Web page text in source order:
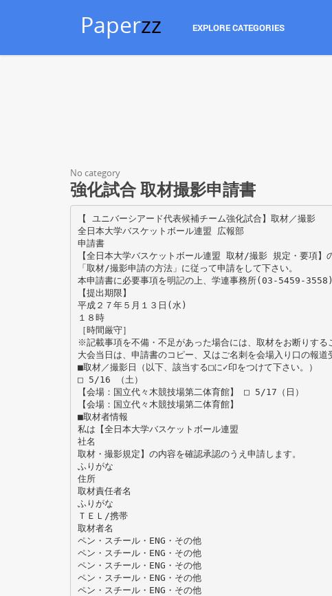
Paperzz EXPLORE CATEGORIES
No category
強化試合 取材撮影申請書
【 ユニバーシアード代表候補チーム強化試合】取材／撮影
全日本大学バスケットボール連盟 広報部
申請書
【全日本大学バスケットボール連盟 取材/撮影 規定・要項】
「取材/撮影申請の方法」に従って申請をして下さい。
本申請書に必要事項を明記の上、学連事務所(03-5459-
【提出期限】
平成２７年５月１３日(水)
１８時
［時間厳守］
※記載事項を不備・不足があった場合には、取材をお断りする
大会当日は、申請書のコピー、又はご名刺を会場入り口の報道
■取材／撮影日（以下、該当する□に✓印をつけて下さい。）
□ 5/16 （土）
【会場：国立代々木競技場第二体育館】 □ 5/17（日）
【会場：国立代々木競技場第二体育館】
■取材者情報
私は【全日本大学バスケットボール連盟
社名
取材・撮影規定】の内容を確認承認のうえ申請します。
ふりがな
住所
取材責任者名
ふりがな
ＴＥＬ/携帯
取材者名
ペン・スチール・ENG・その他
ペン・スチール・ENG・その他
ペン・スチール・ENG・その他
ペン・スチール・ENG・その他
ペン・スチール・ENG・その他